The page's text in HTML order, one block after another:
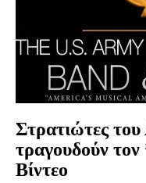
Στρατιώτες
τραγουδούν
Βίντεο